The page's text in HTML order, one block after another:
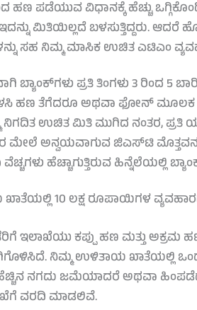
ಹಣ ಪಡೆಯುವ ವಿಧಾನಕ್ಕೆ ಹೆಚ್ಚು
ಮಿತಿಯಿಲ್ಲದೆ ಬಳಸುತ್ತಿದ್ದರು.
ಸಹ ನಿಮ್ಮ ಮಾಸಿಕ ಉಚಿತ ಎಟಿಎಂ
ಬ್ಯಾಂಕ್‌ಗಳು ಪ್ರತಿ ತಿಂಗಳು 3 ರಿಂದ 5
ಹಣ ತೆಗೆದರೂ ಅಥವಾ ಫೋನ್ ಮೂಲಕ
ನಿಗದಿತ ಉಚಿತ ಮಿತಿ ಮುಗಿದ ನಂತರ, ಪ್ರತಿ
ಮೇಲೆ ಅನ್ವಯವಾಗುವ ಜಿಎಸ್‌ಟಿ
ಹೆಚ್ಚಾಗುತ್ತಿರುವ ಹಿನ್ನೆಲೆಯಲ್ಲಿ
10 ಲಕ್ಷ ರೂಪಾಯಿಗಳ
ಇಲಾಖೆಯು ಕಪ್ಪು ಹಣ ಮತ್ತು ಅಕ್ರಮ
ನಿಮ್ಮ ಉಳಿತಾಯ ಖಾತೆಯಲ್ಲಿ
ನಗದು ಜಮೆಯಾದರೆ ಅಥವಾ
ವರದಿ ಮಾಡಲಿವೆ.